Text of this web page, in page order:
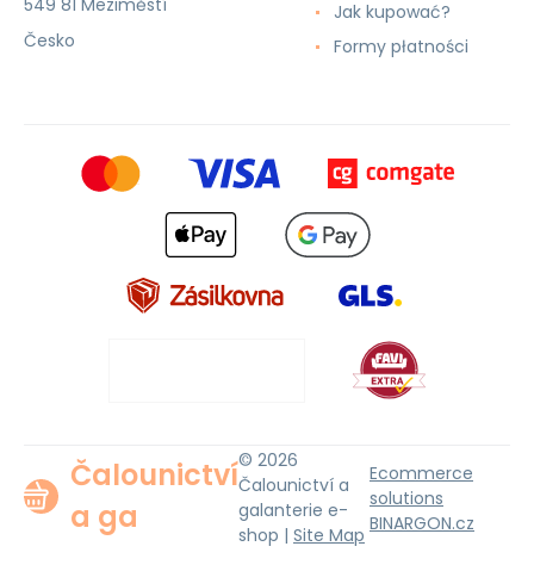
549 81 Meziměstí
Česko
Jak kupować?
Formy płatności
Čalounictví
a ga
© 2026
Čalounictví a
galanterie e-
shop | Site Map
Ecommerce
solutions
BINARGON.cz